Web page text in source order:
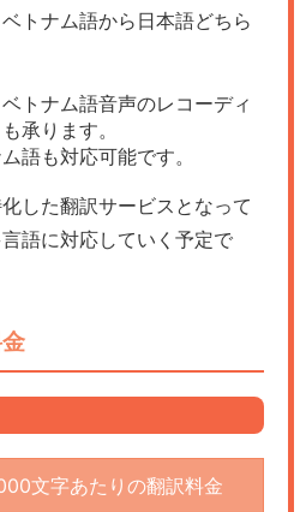
トナム語から日本語どちら
トナム語音声のレコーディ
承ります。
語も対応可能です。
した翻訳サービスとなって
語に対応していく予定で
文字あたりの翻訳料金